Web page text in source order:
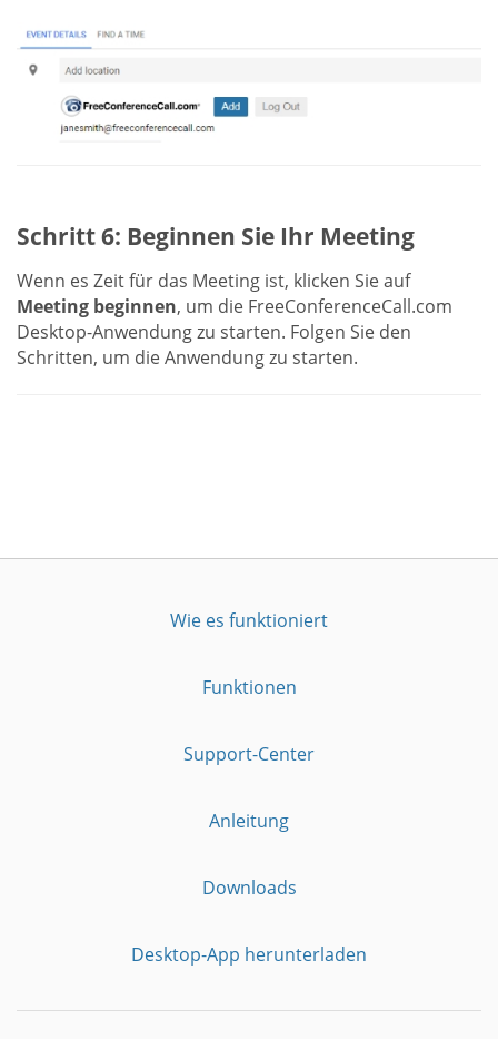
Schritt 6: Beginnen Sie Ihr Meeting
Wenn es Zeit für das Meeting ist, klicken Sie auf
Meeting beginnen, um die FreeConferenceCall.com
Desktop-Anwendung zu starten. Folgen Sie den
Schritten, um die Anwendung zu starten.
Wie es funktioniert
Funktionen
Support-Center
Anleitung
Downloads
Desktop-App herunterladen